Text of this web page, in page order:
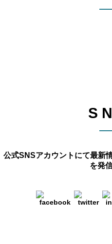
公式SNSアカウントにて最新
を発